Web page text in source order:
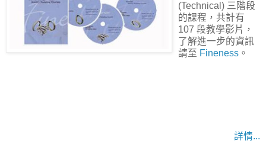
(Technical) 三階段
的課程，共計有
107 段教學影片，
了解進一步的資訊
請至 Fineness 。
詳情...